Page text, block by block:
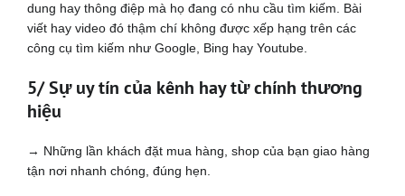
dung hay thông điệp mà họ đang có nhu cầu tìm kiếm. Bài
viết hay video đó thậm chí không được xếp hạng trên các
công cụ tìm kiếm như Google, Bing hay Youtube.
5/ Sự uy tín của kênh hay từ chính thương
hiệu
→ Những lần khách đặt mua hàng, shop của bạn giao hàng
tận nơi nhanh chóng, đúng hẹn.